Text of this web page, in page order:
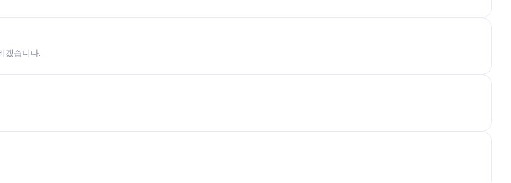
겠습니다.